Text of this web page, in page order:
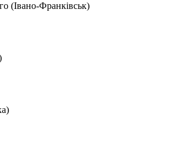
(Івано-Франківськ)